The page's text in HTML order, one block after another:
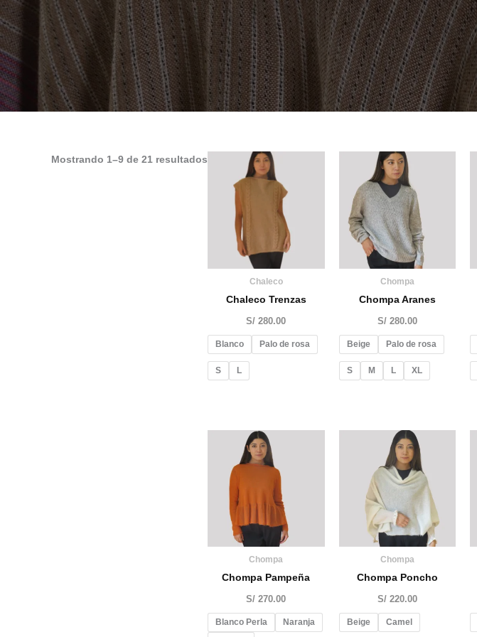
Mostrando 1–9 de 21 resultados
Chaleco
Chaleco Trenzas
S/ 280.00
Blanco Palo de rosa
S L
Chompa
Chompa Aranes
S/280.00
Beige Palo de rosa
S M L XL
Chompa
Chompa Pampeña
S/ 270.00
Blanco Perla
Naranja
Chompa
Chompa Poncho
S/220.00
Beige Camel